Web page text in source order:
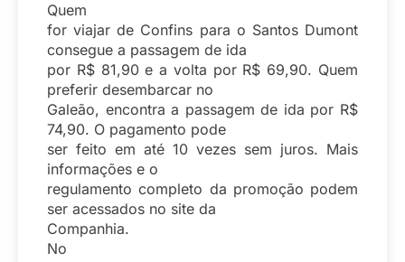
Quem
for viajar de Confins para o Santos Dumont
consegue a passagem de ida
por R$ 81,90 e a volta por R$ 69,90. Quem
preferir desembarcar no
Galeão, encontra a passagem de ida por R$
74,90. O pagamento pode
ser feito em até 10 vezes sem juros. Mais
informações e o
regulamento completo da promoção podem
ser acessados no site da
Companhia.
No